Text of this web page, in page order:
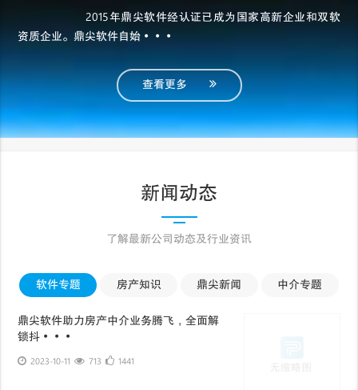
2015年鼎尖软件经认证已成为国家高新企业和双软
资质企业。鼎尖软件自始···
查看更多
新闻动态
了解最新公司动态及行业资讯
软件专题 房产知识 鼎尖新闻 中介专题
鼎尖软件助力房产中介业务腾飞，全面解
锁抖···
2023-10-11 713 1441